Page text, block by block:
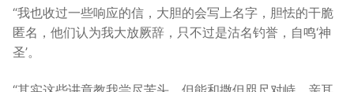
“我也收过一些响应的信，大胆的会写上名字，胆怯的干脆
匿名，他们认为我大放厥辞，只不过是沽名钓誉，自鸣‘神
圣’。